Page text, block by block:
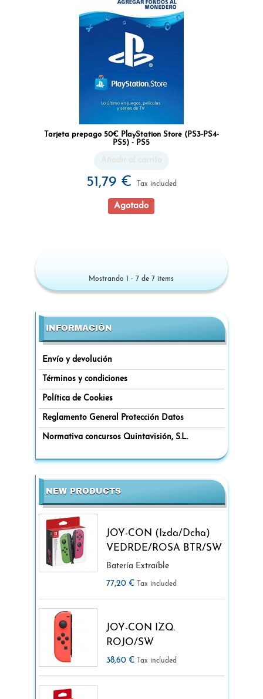
INFORMACIÓN
Envío y devolución
Términos y condiciones
Política de Cookies
Reglamento General Protección Datos
Normativa concursos Quintavisión, S.L.
NEW PRODUCTS
JOY-CON (Izda/Dcha)
VEDRDE/ROSA BTR/SW
Batería Extraíble
77,20 €
Tax included
JOY-CON IZQ.
ROJO/SW
38,60 € Tax included
Tarjeta prepago 50€ PlayStation Store (PS3-PS4-
PS5) - PS5
51,79 € Tax included
Agotado
Mostrando 1 - 7 de 7 items